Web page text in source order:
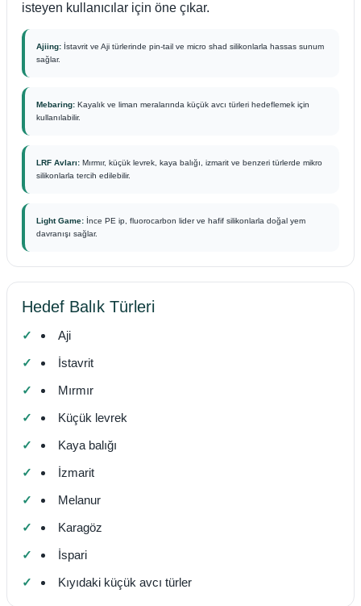
isteyen kullanıcılar için öne çıkar.
Ajiing: İstavrit ve Aji türlerinde pin-tail ve micro shad silikonlarla hassas sunum
sağlar.
Mebaring: Kayalık ve liman meralarında küçük avcı türleri hedeflemek için
kullanılabilir.
LRF Avları: Mırmır, küçük levrek, kaya balığı, izmarit ve benzeri türlerde mikro
silikonlarla tercih edilebilir.
Light Game: İnce PE ip, fluorocarbon lider ve hafif silikonlarla doğal yem
davranışı sağlar.
Hedef Balık Türleri
Aji
İstavrit
Mırmır
Küçük levrek
Kaya balığı
İzmarit
Melanur
Karagöz
İspari
Kıyıdaki küçük avcı türler